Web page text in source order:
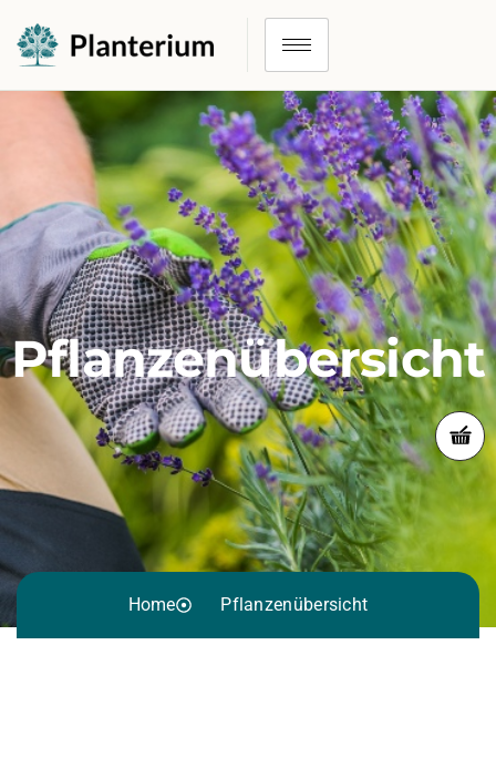
Pflanzenübersicht
Home Pflanzenübersicht